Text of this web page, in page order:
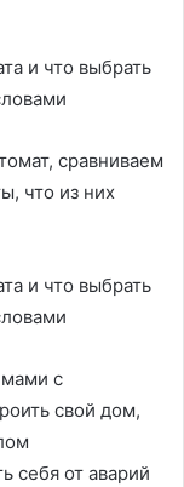
сравниваем
что из них
с
свой дом,
себя от аварий